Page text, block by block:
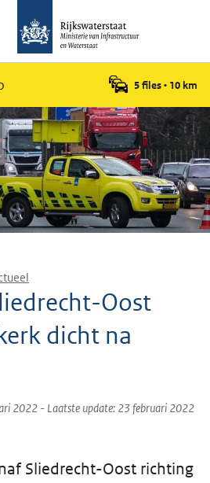
5 files• 10 km
Oost
dicht na
2022 - Laatste update: 23 februari 2022
Sliedrecht-Oost richting